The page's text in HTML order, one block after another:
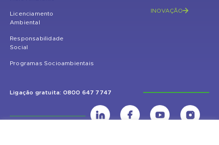
Licenciamento
Ambiental
Responsabilidade
Social
Programas Socioambientais
INOVAÇÃO
Ligação gratuita: 0800 647 7747